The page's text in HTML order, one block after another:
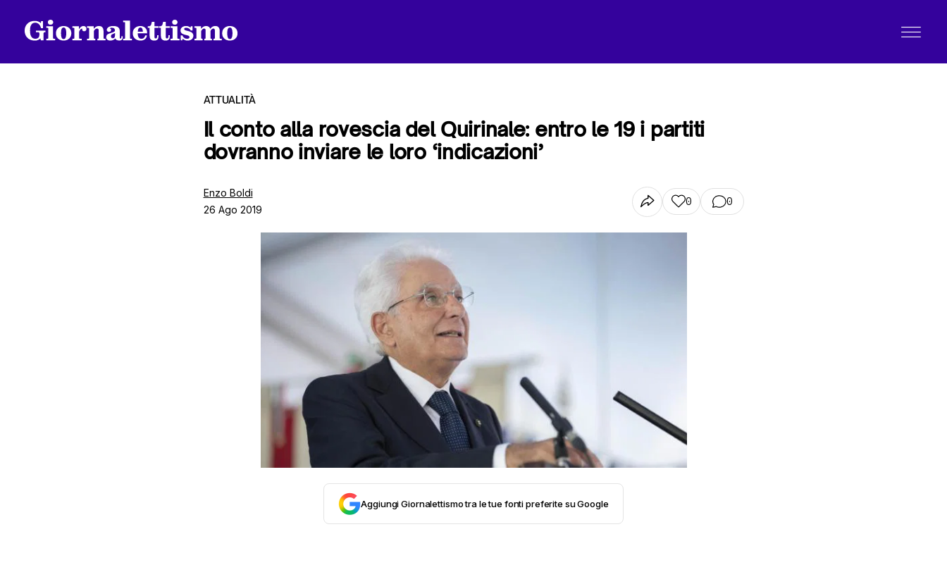
ATTUALITÀ
Il conto alla rovescia del Quirinale: entro le 19 i partiti
dovranno inviare le loro ‘indicazioni’
Enzo Boldi
26 Ago 2019
0 0
Aggiungi Giornalettismo tra le tue fonti preferite su Google